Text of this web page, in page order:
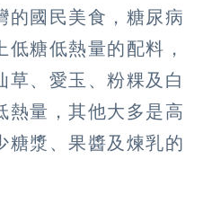
的國民美食，糖尿病
糖低熱量的配料，
草、愛玉、粉粿及白
熱量，其他大多是高
糖漿、果醬及煉乳的